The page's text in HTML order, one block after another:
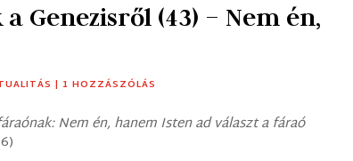
Genezisről (43) – Nem én,
| 1 HOZZÁSZÓLÁS
Nem én, hanem Isten ad választ a fáraó